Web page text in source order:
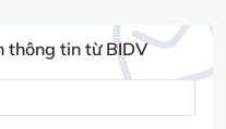
thông tin từ BIDV